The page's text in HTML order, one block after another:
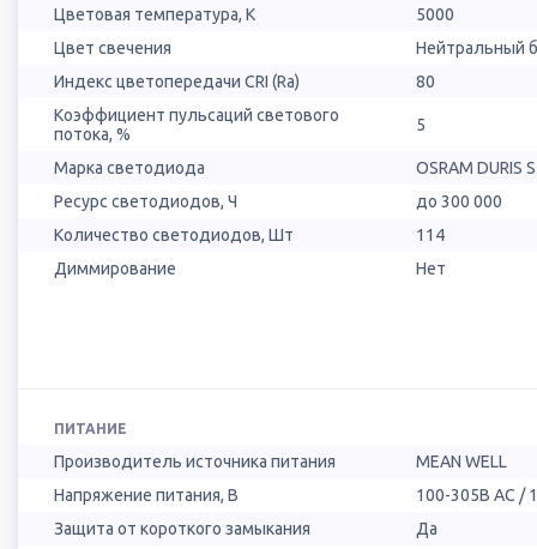
Цветовая температура, К
5000
Цвет свечения
Нейтральный
Индекс цветопередачи CRI (Ra)
80
Коэффициент пульсаций светового
потока, %
5
Марка светодиода
OSRAM DURIS
Ресурс светодиодов, Ч
до 300 000
Количество светодиодов, Шт
114
Диммирование
Нет
ПИТАНИЕ
Производитель источника питания
MEAN WELL
Напряжение питания, В
100-305В AC /
Защита от короткого замыкания
Да